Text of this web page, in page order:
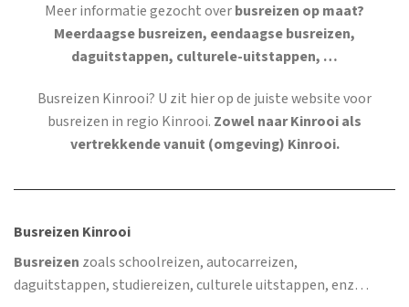
Meer informatie gezocht overbusreizen op maat?
Meerdaagse busreizen, eendaagse busreizen,
daguitstappen, culturele-uitstappen, …
Busreizen Kinrooi? U zit hier op de juiste website voor
busreizen in regio Kinrooi. Zowel naar Kinrooi als
vertrekkende vanuit (omgeving) Kinrooi.
Busreizen Kinrooi
Busreizen zoals schoolreizen, autocarreizen,
daguitstappen, studiereizen, culturele uitstappen, enz…